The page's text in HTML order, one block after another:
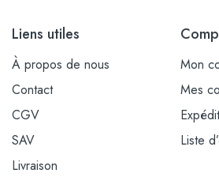
Liens utiles
À propos de nous
Contact
CGV
SAV
Livraison
Mon
Mes
Liste